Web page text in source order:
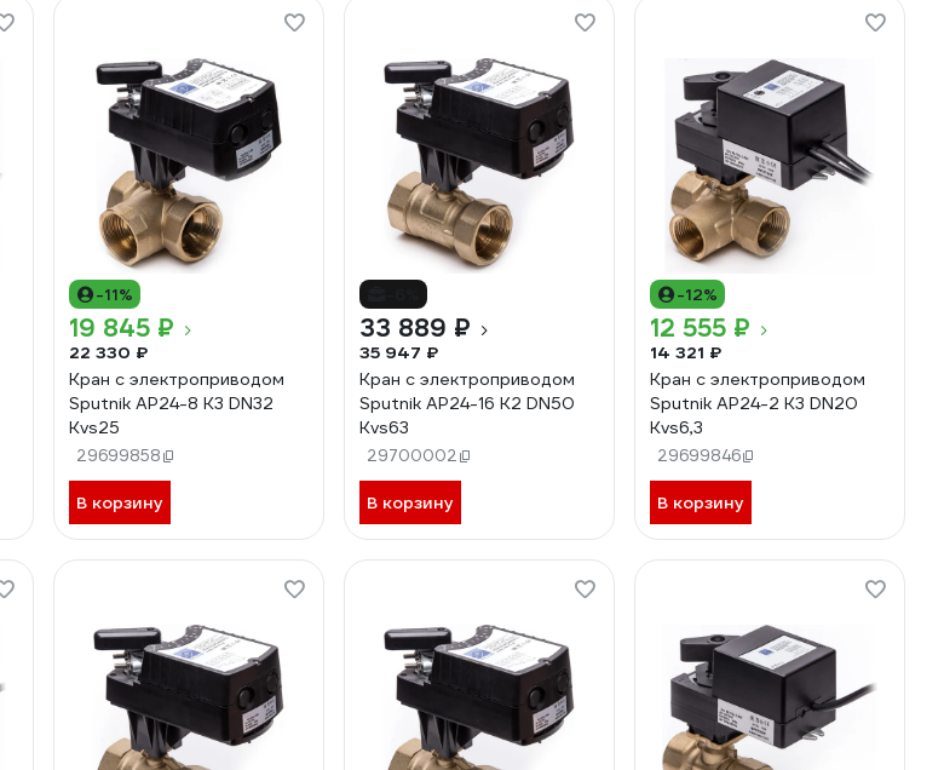
-11%
19 845 ₽
22 330 ₽
Кран с электроприводом
Sputnik AP24-8 K3 DN32
Kvs25
29699858
В корзину
33 889 ₽
35 947 ₽
Кран с электроприводом
Sputnik AP24-16 K2 DN50
Kvs63
29700002
В корзину
-12%
12 555 ₽
14 321 ₽
Кран с электроприводом
Sputnik AP24-2 K3 DN20
Kvs6,3
29699846
В корзину